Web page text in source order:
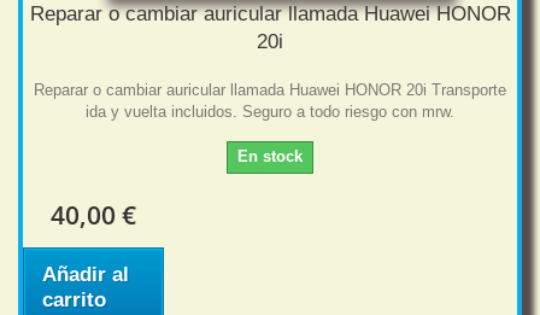
Reparar o cambiar auricular llamada Huawei HONOR
20i
Reparar o cambiar auricular llamada Huawei HONOR 20i Transporte
ida y vuelta incluidos. Seguro a todo riesgo con mrw.
En stock
40,00 €
Añadir al
carrito